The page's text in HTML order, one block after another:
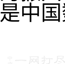
中